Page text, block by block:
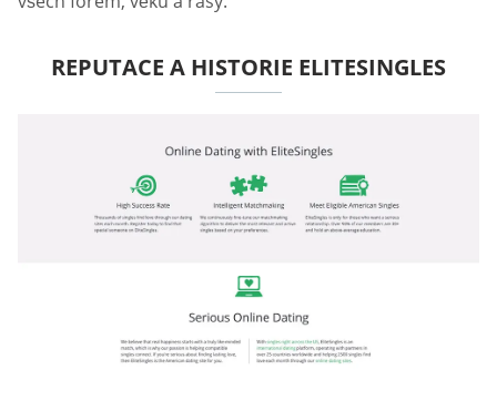
REPUTACE A HISTORIE ELITESINGLES